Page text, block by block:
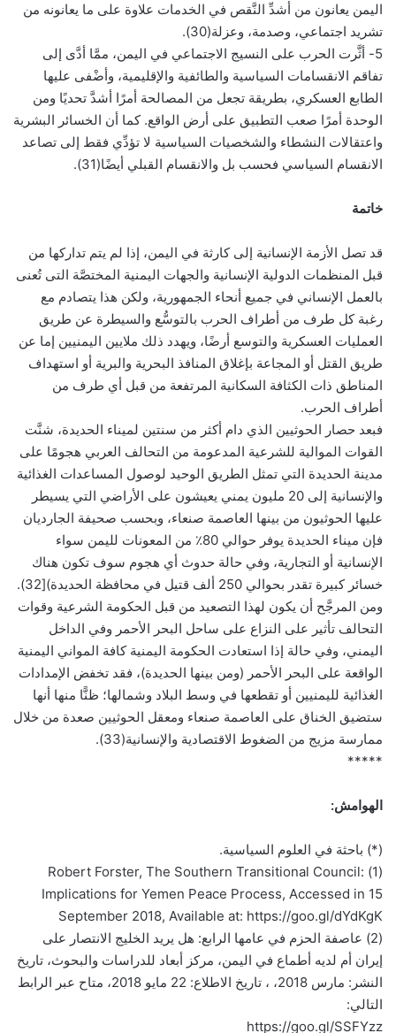
اليمن يعانون من أشدِّ النَّقص في الخدمات علاوة على ما يعانونه من
تشريد اجتماعي، وصدمة، وعزلة(30).
5- أثَّرت الحرب على النسيج الاجتماعي في اليمن، ممَّا أدَّى إلى
تفاقم الانقسامات السياسية والطائفية والإقليمية، وأضْفى عليها
الطابع العسكري، بطريقة تجعل من المصالحة أمرًا أشدَّ تحديًا ومن
الوحدة أمرًا صعب التطبيق على أرض الواقع. كما أن الخسائر البشرية
واعتقالات النشطاء والشخصيات السياسية لا تؤدِّي فقط إلى تصاعد
الانقسام السياسي فحسب بل والانقسام القبلي أيضًا(31).
خاتمة
قد تصل الأزمة الإنسانية إلى كارثة في اليمن، إذا لم يتم تداركها من
قبل المنظمات الدولية الإنسانية والجهات اليمنية المختصَّة التى تُعنى
بالعمل الإنساني في جميع أنحاء الجمهورية، ولكن هذا يتصادم مع
رغبة كل طرف من أطراف الحرب بالتوسُّع والسيطرة عن طريق
العمليات العسكرية والتوسع أرضًا، ويهدد ذلك ملايين اليمنيين إما عن
طريق القتل أو المجاعة بإغلاق المنافذ البحرية والبرية أو استهداف
المناطق ذات الكثافة السكانية المرتفعة من قبل أي طرف من
أطراف الحرب.
فبعد حصار الحوثيين الذي دام أكثر من سنتين لميناء الحديدة، شنَّت
القوات الموالية للشرعية المدعومة من التحالف العربي هجومًا على
مدينة الحديدة التي تمثل الطريق الوحيد لوصول المساعدات الغذائية
والإنسانية إلى 20 مليون يمني يعيشون على الأراضي التي يسيطر
عليها الحوثيون من بينها العاصمة صنعاء، وبحسب صحيفة الجارديان
فإن ميناء الحديدة يوفر حوالي 80٪ من المعونات لليمن سواء
الإنسانية أو التجارية، وفي حالة حدوث أي هجوم سوف تكون هناك
خسائر كبيرة تقدر بحوالي 250 ألف قتيل في محافظة الحديدة)[32).
ومن المرجَّح أن يكون لهذا التصعيد من قبل الحكومة الشرعية وقوات
التحالف تأثير على النزاع على ساحل البحر الأحمر وفي الداخل
اليمني، وفي حالة إذا استعادت الحكومة اليمنية كافة المواني اليمنية
الواقعة على البحر الأحمر (ومن بينها الحديدة)، فقد تخفض الإمدادات
الغذائية لليمنيين أو تقطعها في وسط البلاد وشمالها؛ ظنًّا منها أنها
ستضيق الخناق على العاصمة صنعاء ومعقل الحوثيين صعدة من خلال
ممارسة مزيج من الضغوط الاقتصادية والإنسانية(33).
*****
الهوامش:
(*) باحثة في العلوم السياسية.
(1) Robert Forster, The Southern Transitional Council:
Implications for Yemen Peace Process, Accessed in 15
September 2018, Available at: https://goo.gl/dYdKgK
(2) عاصفة الحزم في عامها الرابع: هل يريد الخليج الانتصار على
إيران أم لديه أطماع في اليمن، مركز أبعاد للدراسات والبحوث، تاريخ
النشر: مارس 2018، ، تاريخ الاطلاع: 22 مايو 2018، متاح عبر الرابط
التالي:
https://goo.gl/SSFYzz